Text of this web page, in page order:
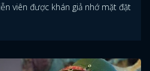
viên được khán giả nhớ mặt đặt